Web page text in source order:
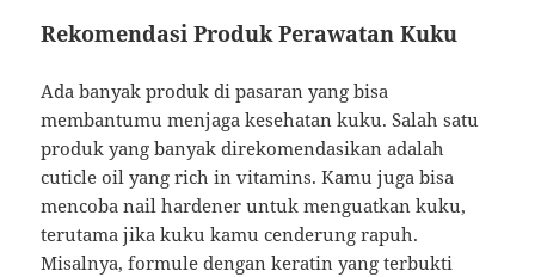
Rekomendasi Produk Perawatan Kuku
Ada banyak produk di pasaran yang bisa
membantumu menjaga kesehatan kuku. Salah satu
produk yang banyak direkomendasikan adalah
cuticle oil yang rich in vitamins. Kamu juga bisa
mencoba nail hardener untuk menguatkan kuku,
terutama jika kuku kamu cenderung rapuh.
Misalnya, formule dengan keratin yang terbukti